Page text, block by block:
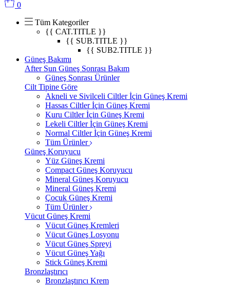
0
Tüm Kategoriler
{{ CAT.TITLE }}
{{ SUB.TITLE }}
{{ SUB2.TITLE }}
Güneş Bakımı
After Sun Güneş Sonrası Bakım
Güneş Sonrası Ürünler
Cilt Tipine Göre
Akneli ve Sivilceli Ciltler İçin Güneş Kremi
Hassas Ciltler İçin Güneş Kremi
Kuru Ciltler İçin Güneş Kremi
Lekeli Ciltler İçin Güneş Kremi
Normal Ciltler İçin Güneş Kremi
Tüm Ürünler
Güneş Koruyucu
Yüz Güneş Kremi
Compact Güneş Koruyucu
Mineral Güneş Koruyucu
Mineral Güneş Kremi
Çocuk Güneş Kremi
Tüm Ürünler
Vücut Güneş Kremi
Vücut Güneş Kremleri
Vücut Güneş Losyonu
Vücut Güneş Spreyi
Vücut Güneş Yağı
Stick Güneş Kremi
Bronzlaştırıcı
Bronzlaştırıcı Krem